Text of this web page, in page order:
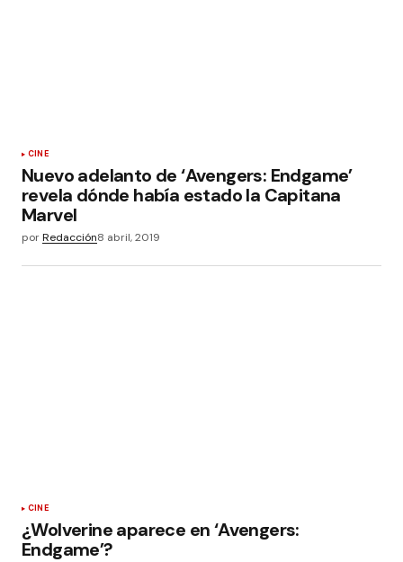
CINE
Nuevo adelanto de ‘Avengers: Endgame’
revela dónde había estado la Capitana
Marvel
porRedacción8 abril, 2019
CINE
¿Wolverine aparece en ‘Avengers:
Endgame’?